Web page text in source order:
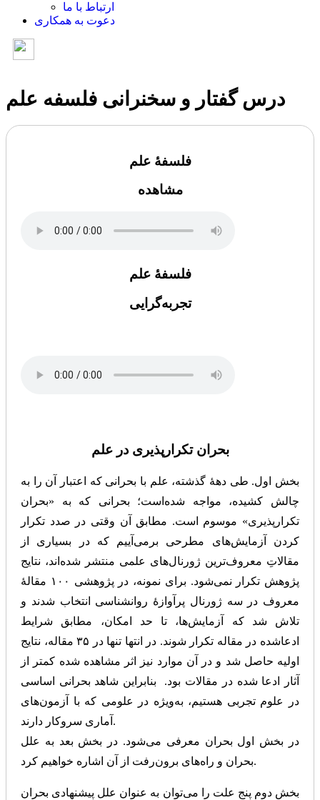
ارتباط با ما
دعوت به همکاری
درس گفتار و سخنرانی فلسفه علم
فلسفۀ علم
مشاهده
فلسفۀ علم
تجربه‌گرایی
بحران تکرارپذیری در علم
بخش اول. طی دهۀ گذشته، علم با بحرانی که اعتبار آن را به
چالش کشیده، مواجه شده‌است؛ بحرانی که به «بحران
تکرار‌پذیری» موسوم است. مطابق آن وقتی در صدد تکرار
کردن آزمایش‌های مطرحی برمی‌آییم که در بسیاری از
مقالاتِ معروف‌ترین ژورنال‌های علمی منتشر شده‌اند، نتایج
پژوهش تکرار نمی‌شود. برای نمونه، در پژوهشی ۱۰۰ مقالۀ
معروف در سه ژورنال پرآوازۀ روانشناسی انتخاب شدند و
تلاش شد که آزمایش‌ها، تا حد امکان، مطابق شرایط
ادعاشده در مقاله تکرار شوند. در انتها تنها در ۳۵ مقاله، نتایج
اولیه حاصل شد و در آن موارد نیز اثر مشاهده شده کمتر از
آثار ادعا شده در مقالات بود. بنابراین شاهد بحرانی اساسی
در علوم تجربی هستیم، به‌ویژه در علومی که با آزمون‌های
آماری سروکار دارند.
در بخش اول بحران معرفی می‌شود. در بخش بعد به علل
بحران و راه‌های برون‌رفت از آن اشاره خواهیم کرد.
بخش دوم پنج علت را می‌توان به عنوان علل پیشنهادی بحران